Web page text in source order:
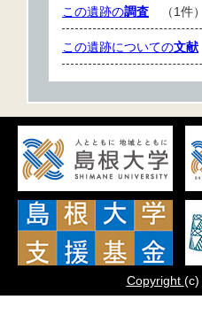
この遺跡の調査 （1件）
この遺跡についての文献
Copyright (c)